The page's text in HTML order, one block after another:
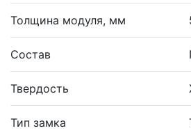
Толщина модуля, мм
Состав
Твердость
Тип замка